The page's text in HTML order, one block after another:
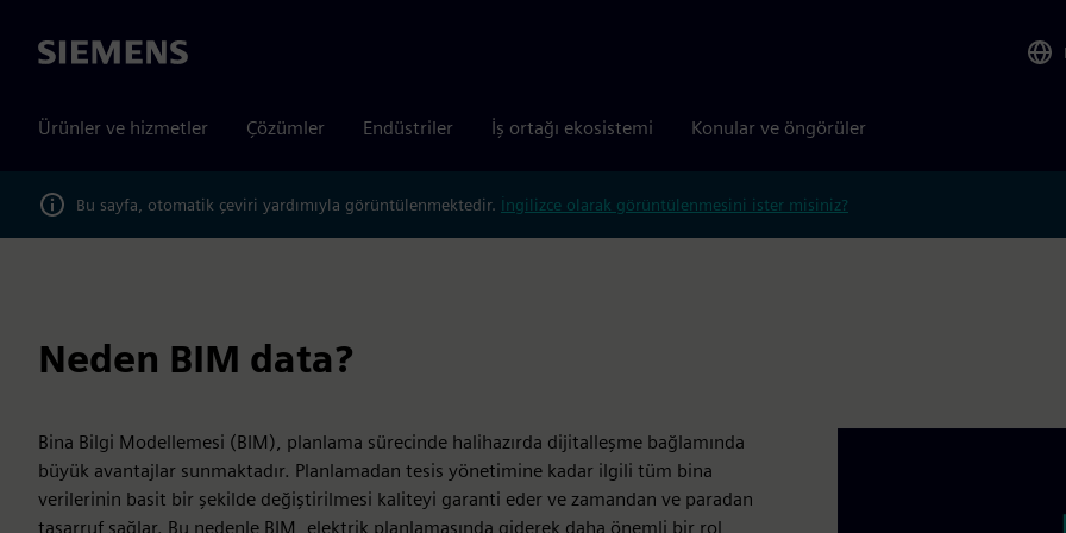
Siemens
Ürünler ve hizmetler Çözümler Endüstriler İş ortağı ekosistemi Konular ve öngörüler
Bu sayfa, otomatik çeviri yardımıyla görüntülenmektedir. İngilizce olarak görüntülenmesini ister misiniz?
Neden BIM data?
Bina Bilgi Modellemesi (BIM), planlama sürecinde halihazırda dijitalleşme bağlamında
büyük avantajlar sunmaktadır. Planlamadan tesis yönetimine kadar ilgili tüm bina
verilerinin basit bir şekilde değiştirilmesi kaliteyi garanti eder ve zamandan ve paradan
tasarruf sağlar. Bu nedenle BIM, elektrik planlamasında giderek daha önemli bir rol